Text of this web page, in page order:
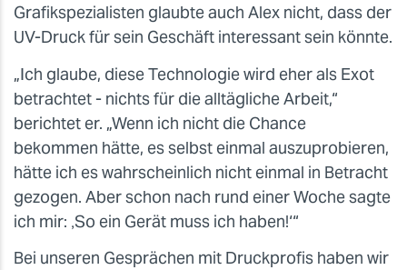
Grafikspezialisten glaubte auch Alex nicht, dass der
UV-Druck für sein Geschäft interessant sein könnte.
„Ich glaube, diese Technologie wird eher als Exot
betrachtet - nichts für die alltägliche Arbeit,“
berichtet er. „Wenn ich nicht die Chance
bekommen hätte, es selbst einmal auszuprobieren,
hätte ich es wahrscheinlich nicht einmal in Betracht
gezogen. Aber schon nach rund einer Woche sagte
ich mir: ‚So ein Gerät muss ich haben!‘“
Bei unseren Gesprächen mit Druckprofis haben wir